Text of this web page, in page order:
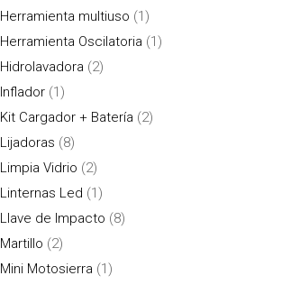
Herramienta multiuso (1)
Herramienta Oscilatoria (1)
Hidrolavadora (2)
Inflador (1)
Kit Cargador + Batería (2)
Lijadoras (8)
Limpia Vidrio (2)
Linternas Led (1)
Llave de Impacto (8)
Martillo (2)
Mini Motosierra (1)